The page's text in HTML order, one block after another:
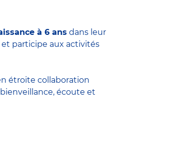
à 6 ans dans leur
participe aux activités
étroite collaboration
écoute et